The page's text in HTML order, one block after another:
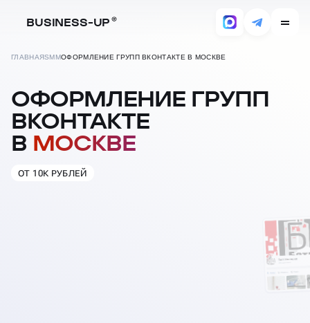
BUSINESS-UP
ГЛАВНАЯSMMОФОРМЛЕНИЕ ГРУПП ВКОНТАКТЕ В МОСКВЕ
ОФОРМЛЕНИЕ ГРУПП
ВКОНТАКТЕ
В МОСКВЕ
ОТ 10К РУБЛЕЙ